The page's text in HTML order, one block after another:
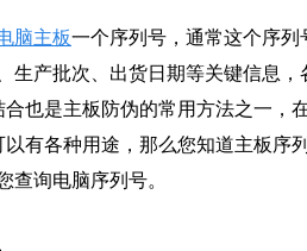
脑主板一个序列号，通常这个序列
生产批次、出货日期等关键信息
合也是主板防伪的常用方法之一，
有各种用途，那么您知道主板序
查询电脑序列号。